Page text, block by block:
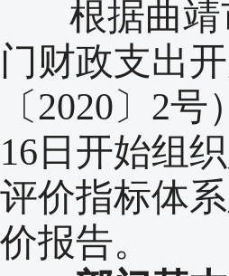
根据曲靖
门财政支出
〔2020〕2
16日开始组
评价指标体
价报告。